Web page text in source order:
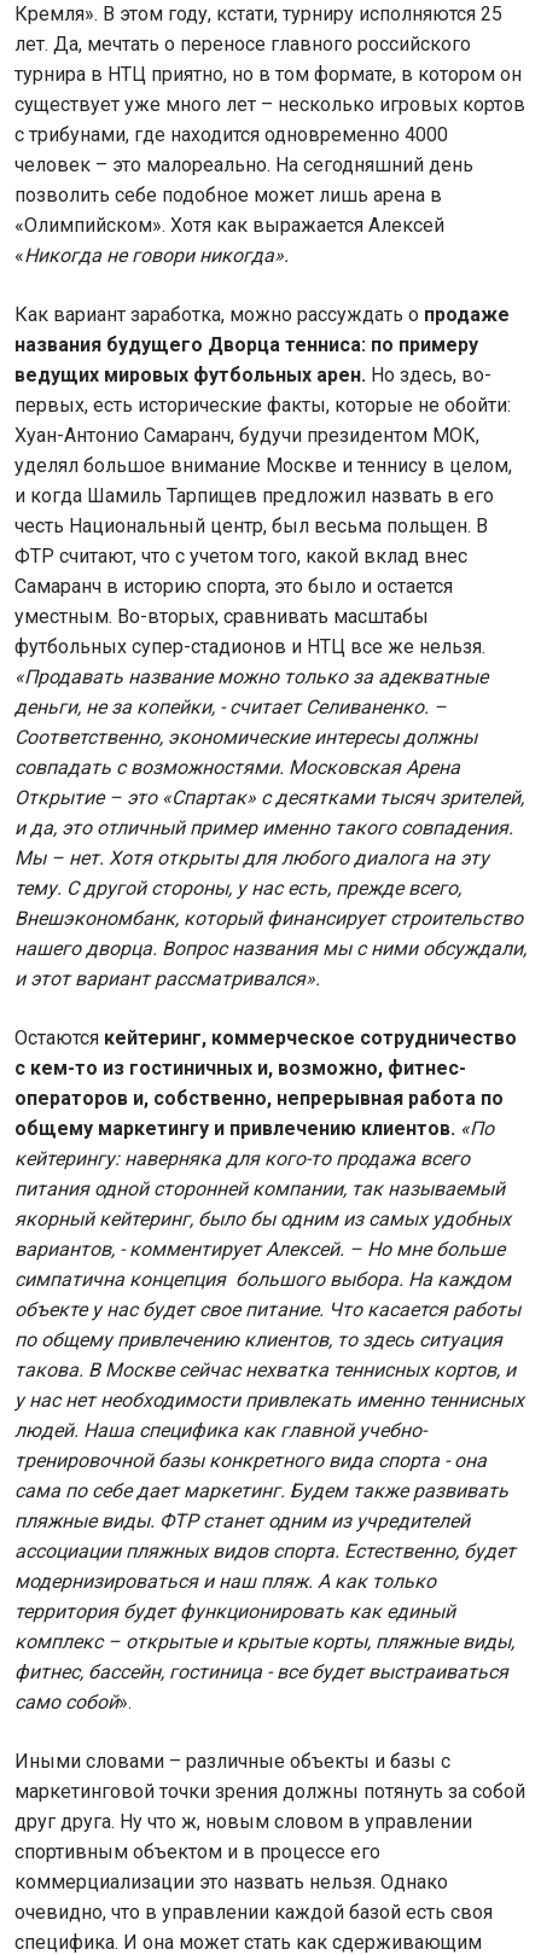
Кремля». В этом году, кстати, турниру исполняются 25
лет. Да, мечтать о переносе главного российского
турнира в НТЦ приятно, но в том формате, в котором он
существует уже много лет – несколько игровых кортов
с трибунами, где находится одновременно 4000
человек – это малореально. На сегодняшний день
позволить себе подобное может лишь арена в
«Олимпийском». Хотя как выражается Алексей
«Никогда не говори никогда».
Как вариант заработка, можно рассуждать о продаже
названия будущего Дворца тенниса: по примеру
ведущих мировых футбольных арен. Но здесь, во-
первых, есть исторические факты, которые не обойти:
Хуан-Антонио Самаранч, будучи президентом МОК,
уделял большое внимание Москве и теннису в целом,
и когда Шамиль Тарпищев предложил назвать в его
честь Национальный центр, был весьма польщен. В
ФТР считают, что с учетом того, какой вклад внес
Самаранч в историю спорта, это было и остается
уместным. Во-вторых, сравнивать масштабы
футбольных супер-стадионов и НТЦ все же нельзя.
«Продавать название можно только за адекватные
деньги, не за копейки, - считает Селиваненко. –
Соответственно, экономические интересы должны
совпадать с возможностями. Московская Арена
Открытие – это «Спартак» с десятками тысяч зрителей,
и да, это отличный пример именно такого совпадения.
Мы – нет. Хотя открыты для любого диалога на эту
тему. С другой стороны, у нас есть, прежде всего,
Внешэкономбанк, который финансирует строительство
нашего дворца. Вопрос названия мы с ними обсуждали,
и этот вариант рассматривался».
Остаются кейтеринг, коммерческое сотрудничество
с кем-то из гостиничных и, возможно, фитнес-
операторов и, собственно, непрерывная работа по
общему маркетингу и привлечению клиентов. «По
кейтерингу: наверняка для кого-то продажа всего
питания одной сторонней компании, так называемый
якорный кейтеринг, было бы одним из самых удобных
вариантов, - комментирует Алексей. – Но мне больше
симпатична концепция большого выбора. На каждом
объекте у нас будет свое питание. Что касается работы
по общему привлечению клиентов, то здесь ситуация
такова. В Москве сейчас нехватка теннисных кортов, и
у нас нет необходимости привлекать именно теннисных
людей. Наша специфика как главной учебно-
тренировочной базы конкретного вида спорта - она
сама по себе дает маркетинг. Будем также развивать
пляжные виды. ФТР станет одним из учредителей
ассоциации пляжных видов спорта. Естественно, будет
модернизироваться и наш пляж. А как только
территория будет функционировать как единый
комплекс – открытые и крытые корты, пляжные виды,
фитнес, бассейн, гостиница - все будет выстраиваться
само собой».
Иными словами – различные объекты и базы с
маркетинговой точки зрения должны потянуть за собой
друг друга. Ну что ж, новым словом в управлении
спортивным объектом и в процессе его
коммерциализации это назвать нельзя. Однако
очевидно, что в управлении каждой базой есть своя
специфика. И она может стать как сдерживающим